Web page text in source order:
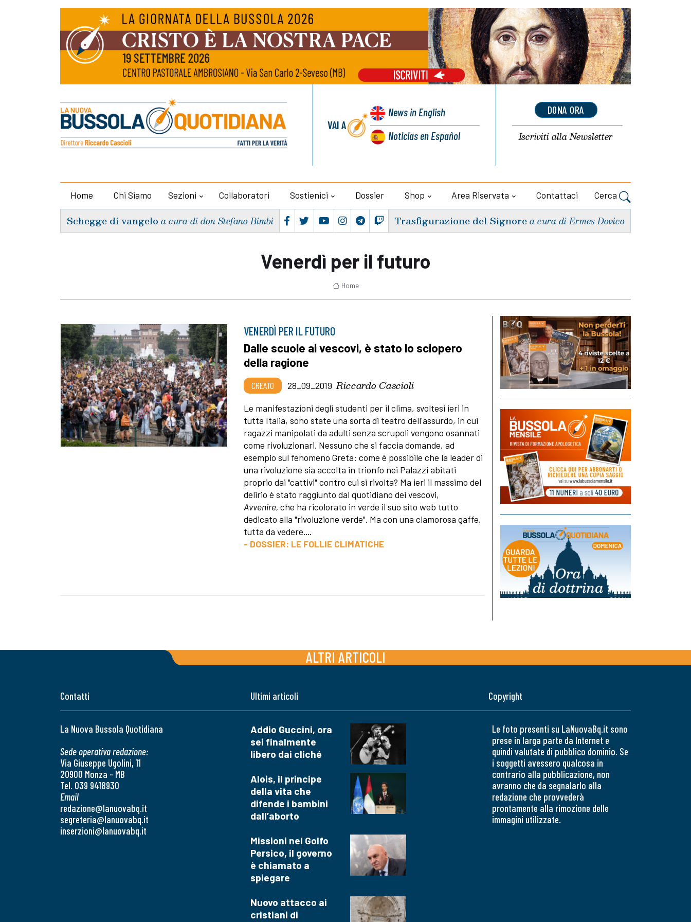
VAI A
Newsin English
Noticiasen Español
DONA ORA
Iscriviti allaNewsletter
Home Chi Siamo Sezioni Collaboratori Sostienici Dossier Shop Area Riservata Contattaci Cerca
Schegge di vangelo a cura di don Stefano Bimbi Trasfigurazione del Signorea cura di Ermes Dovico
Venerdì per il futuro
Home
VENERDÌ PER IL FUTURO
Dalle scuole ai vescovi, è stato lo sciopero
della ragione
CREATO 28_09_2019 Riccardo Cascioli
Le manifestazioni degli studenti per il clima, svoltesi ieri in
tutta Italia, sono state una sorta di teatro dell'assurdo, in cui
ragazzi manipolati da adulti senza scrupoli vengono osannati
come rivoluzionari. Nessuno che si faccia domande, ad
esempio sul fenomeno Greta: come è possibile che la leader di
una rivoluzione sia accolta in trionfo nei Palazzi abitati
proprio dai "cattivi" contro cui si rivolta? Ma ieri il massimo del
delirio è stato raggiunto dal quotidiano dei vescovi,
Avvenire,che ha ricolorato in verde il suo sito web tutto
dedicato alla "rivoluzione verde". Ma con una clamorosa gaffe,
tutta da vedere....
- DOSSIER: LE FOLLIE CLIMATICHE
ALTRI ARTICOLI
Contatti
La Nuova Bussola Quotidiana
Sede operativa redazione:
Via Giuseppe Ugolini, 11
20900 Monza - MB
Tel. 039 9418930
Email
redazione@lanuovabq.it
segreteria@lanuovabq.it
inserzioni@lanuovabq.it
Ultimi articoli
Addio Guccini, ora
sei finalmente
libero dai cliché
Alois, il principe
della vita che
difende i bambini
dall’aborto
Missioni nel Golfo
Persico, il governo
è chiamato a
spiegare
Nuovo attacco ai
cristiani di
Copyright
Le foto presenti su LaNuovaBq.it sono
prese in larga parte da Internet e
quindi valutate di pubblico dominio. Se
i soggetti avessero qualcosa in
contrario alla pubblicazione, non
avranno che da segnalarlo alla
redazione che provvederà
prontamente alla rimozione delle
immagini utilizzate.